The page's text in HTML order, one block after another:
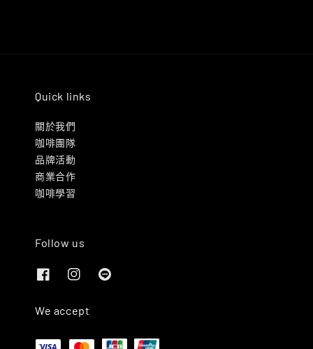
Quick links
關於我們
咖啡團隊
品牌活動
商業合作
咖啡學習
Follow us
We accept